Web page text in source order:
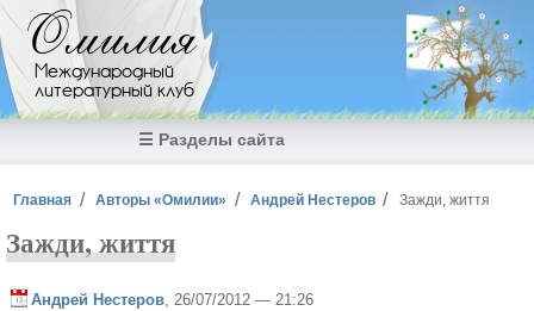
Перейти к основному содержанию
Омилия
Международный
литературный клуб
☰ Разделы сайта
Вы здесь
Главная Авторы «Омилии» Андрей Нестеров Зажди, життя
Зажди, життя
Андрей Нестеров , 26/07/2012 — 21:26